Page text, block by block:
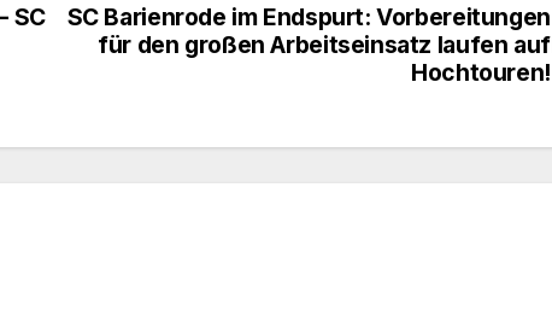
SC Barienrode im Endspurt: Vorbereitungen
für den großen Arbeitseinsatz laufen auf
Hochtouren!
SC